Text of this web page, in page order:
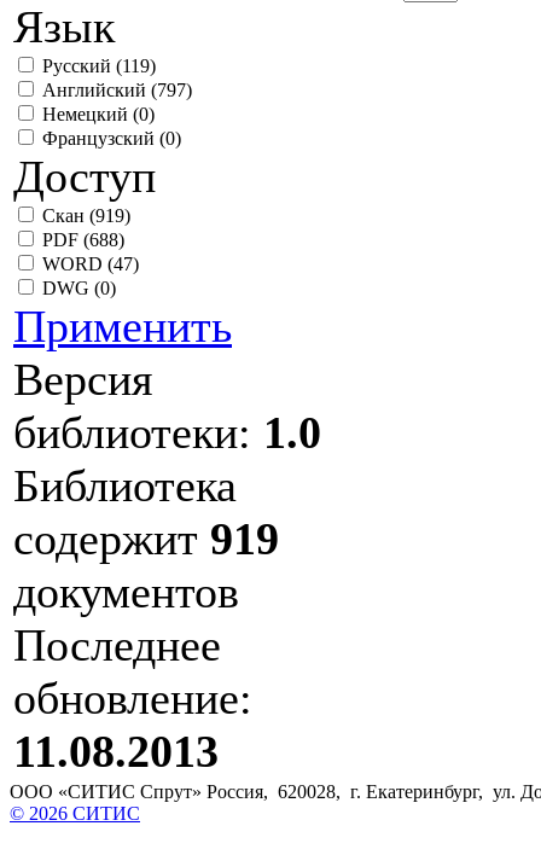
Язык
Русский (119)
Английский (797)
Немецкий (0)
Французский (0)
Доступ
Скан (919)
PDF (688)
WORD (47)
DWG (0)
Применить
Версия
библиотеки: 1.0
Библиотека
содержит 919
документов
Последнее
обновление:
11.08.2013
ООО «СИТИС Спрут» Россия, 620028, г. Екатеринбург, ул.
© 2026 СИТИС